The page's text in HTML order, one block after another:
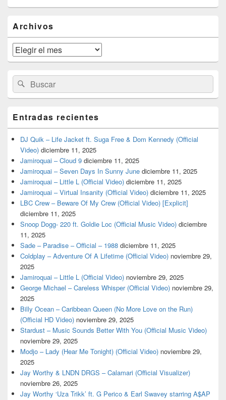
área
de
widget
barra
lateral
primaria
Archivos
Archivos
Buscar
por:
Buscar
Entradas recientes
DJ Quik – Life Jacket ft. Suga Free & Dom Kennedy (Official
Video) diciembre 11, 2025
Jamiroquai – Cloud 9 diciembre 11, 2025
Jamiroquai – Seven Days In Sunny June diciembre 11, 2025
Jamiroquai – Little L (Official Video) diciembre 11, 2025
Jamiroquai – Virtual Insanity (Official Video) diciembre 11, 2025
LBC Crew – Beware Of My Crew (Official Video) [Explicit]
diciembre 11, 2025
Snoop Dogg- 220 ft. Goldie Loc (Official Music Video) diciembre
11, 2025
Sade – Paradise – Official – 1988 diciembre 11, 2025
Coldplay – Adventure Of A Lifetime (Official Video) noviembre 29,
2025
Jamiroquai – Little L (Official Video) noviembre 29, 2025
George Michael – Careless Whisper (Official Video) noviembre 29,
2025
Billy Ocean – Caribbean Queen (No More Love on the Run)
(Official HD Video) noviembre 29, 2025
Stardust – Music Sounds Better With You (Official Music Video)
noviembre 29, 2025
Modjo – Lady (Hear Me Tonight) (Official Video) noviembre 29,
2025
Jay Worthy & LNDN DRGS – Calamari (Official Visualizer)
noviembre 26, 2025
Jay Worthy ‘Uza Trikk’ ft. G Perico & Earl Swavey starring A$AP